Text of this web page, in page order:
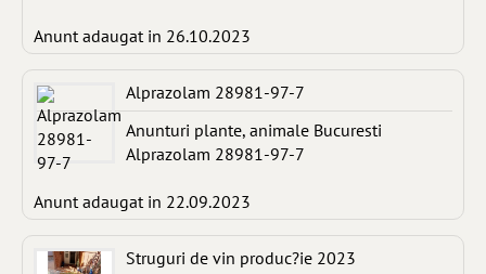
Anunt adaugat in 26.10.2023
Alprazolam 28981-97-7
Anunturi plante, animale Bucuresti
Alprazolam 28981-97-7
Anunt adaugat in 22.09.2023
Struguri de vin produc?ie 2023